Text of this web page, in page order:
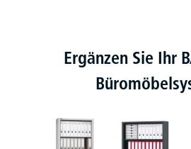
Produktgalerie überspringen
Ergänzen Sie Ihr